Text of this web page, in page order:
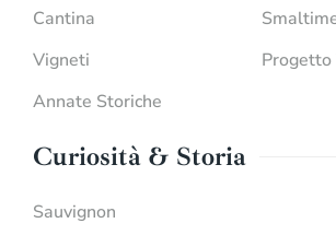
Cantina
Vigneti
Annate Storiche
Progetto
Curiosità & Storia
Sauvignon